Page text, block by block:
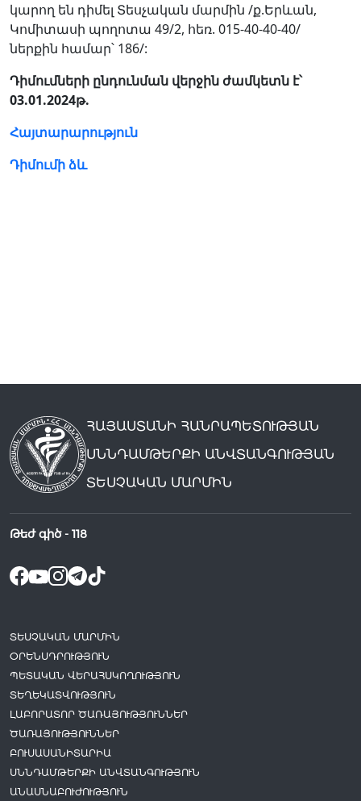
կարող են դիմել Տեսչական մարմին /ք.Երևան,
Կոմիտասի պողոտա 49/2, հեռ. 015-40-40-40/
ներքին համար՝ 186/:
Դիմումների ընդունման վերջին ժամկետն է՝
03.01.2024թ.
Հայտարարություն
Դիմումի ձև
ՀԱՅԱՍՏԱՆԻ ՀԱՆՐԱՊԵՏՈՒԹՅԱՆ
ՍՆՆԴԱՄԹԵՐՔԻ ԱՆՎՏԱՆԳՈՒԹՅԱՆ
ՏԵՍՉԱԿԱՆ ՄԱՐՄԻՆ
Թեժ գիծ - 118
ՏԵՍՉԱԿԱՆ ՄԱՐՄԻՆ
ՕՐԵՆՍԴՐՈՒԹՅՈՒՆ
ՊԵՏԱԿԱՆ ՎԵՐԱՀՍԿՈՂՈՒԹՅՈՒՆ
ՏԵՂԵԿԱՏՎՈՒԹՅՈՒՆ
ԼԱԲՈՐԱՏՈՐ ԾԱՌԱՅՈՒԹՅՈՒՆՆԵՐ
ԾԱՌԱՅՈՒԹՅՈՒՆՆԵՐ
ԲՈՒՍԱՍԱՆԻՏԱՐԻԱ
ՍՆՆԴԱՄԹԵՐՔԻ ԱՆՎՏԱՆԳՈՒԹՅՈՒՆ
ԱՆԱՍՆԱԲՈՒԺՈՒԹՅՈՒՆ